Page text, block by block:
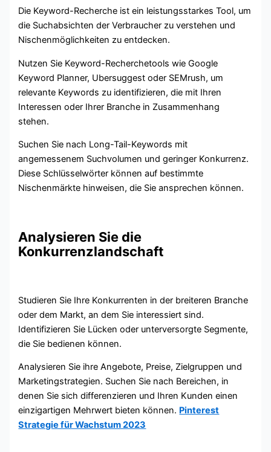
Die Keyword-Recherche ist ein leistungsstarkes Tool, um
die Suchabsichten der Verbraucher zu verstehen und
Nischenmöglichkeiten zu entdecken.
Nutzen Sie Keyword-Recherchetools wie Google
Keyword Planner, Ubersuggest oder SEMrush, um
relevante Keywords zu identifizieren, die mit Ihren
Interessen oder Ihrer Branche in Zusammenhang
stehen.
Suchen Sie nach Long-Tail-Keywords mit
angemessenem Suchvolumen und geringer Konkurrenz.
Diese Schlüsselwörter können auf bestimmte
Nischenmärkte hinweisen, die Sie ansprechen können.
Analysieren Sie die
Konkurrenzlandschaft
Studieren Sie Ihre Konkurrenten in der breiteren Branche
oder dem Markt, an dem Sie interessiert sind.
Identifizieren Sie Lücken oder unterversorgte Segmente,
die Sie bedienen können.
Analysieren Sie ihre Angebote, Preise, Zielgruppen und
Marketingstrategien. Suchen Sie nach Bereichen, in
denen Sie sich differenzieren und Ihren Kunden einen
einzigartigen Mehrwert bieten können. Pinterest
Strategie für Wachstum 2023